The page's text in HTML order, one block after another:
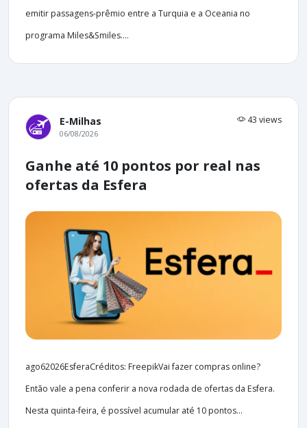
emitir passagens-prêmio entre a Turquia e a Oceania no
programa Miles&Smiles....
E-Milhas 43 views
06/08/2026
Ganhe até 10 pontos por real nas
ofertas da Esfera
ago62026EsferaCréditos: FreepikVai fazer compras online?
Então vale a pena conferir a nova rodada de ofertas da Esfera.
Nesta quinta-feira, é possível acumular até 10 pontos...